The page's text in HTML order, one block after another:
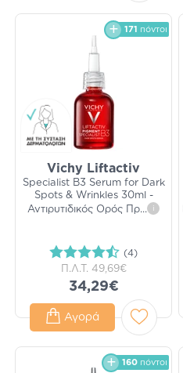
171 πόντοι
Vichy Liftactiv
Specialist B3 Serum for Dark
Spots & Wrinkles 30ml -
Αντιρυτιδικός Ορός Πρ... i
(4)
Π.Λ.Τ. 49,69€
34,29€
Αγορά
160 πόντοι